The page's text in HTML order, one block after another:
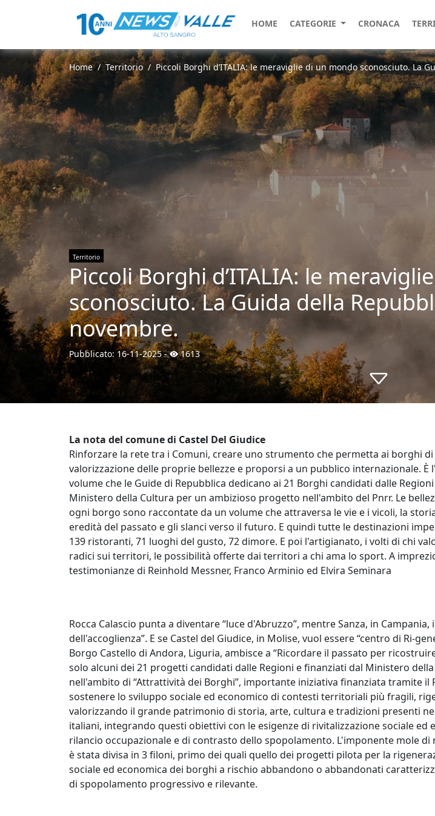
HOME CATEGORIE CRONACA
Home Territorio Piccoli Borghi d’ITALIA: le meraviglie di un mondo sconosciuto. La
Territorio
Piccoli Borghi d’ITALIA: le
sconosciuto. La Guida della
novembre.
Pubblicato:16-11-2025- 1613
La nota del comune di Castel Del Giudice
Rinforzare la rete tra i Comuni, creare uno strumento che permetta ai borghi
valorizzazione delle proprie bellezze e proporsi a un pubblico internazionale. È
volume che le Guide di Repubblica dedicano ai 21 Borghi candidati dalle
Ministero della Cultura per un ambizioso progetto nell'ambito del Pnrr. Le
ogni borgo sono raccontate da un volume che attraversa le vie e i vicoli, la
eredità del passato e gli slanci verso il futuro. E quindi tutte le destinazioni
139 ristoranti, 71 luoghi del gusto, 72 dimore. E poi l'artigianato, i volti di chi
radici sui territori, le possibilità offerte dai territori a chi ama lo sport. A
testimonianze di Reinhold Messner, Franco Arminio ed Elvira Seminara
Rocca Calascio punta a diventare “luce d'Abruzzo”, mentre Sanza, in Campania,
dell'accoglienza”. E se Castel del Giudice, in Molise, vuol essere “centro di Ri-
Borgo Castello di Andora, Liguria, ambisce a “Ricordare il passato per
solo alcuni dei 21 progetti candidati dalle Regioni e finanziati dal Ministero
nell'ambito di “Attrattività dei Borghi”, importante iniziativa finanziata tramite il
sostenere lo sviluppo sociale ed economico di contesti territoriali più fragili,
valorizzando il grande patrimonio di storia, arte, cultura e tradizioni presenti
italiani, integrando questi obiettivi con le esigenze di rivitalizzazione sociale ed
rilancio occupazionale e di contrasto dello spopolamento. L'imponente mole di
è stata divisa in 3 filoni, primo dei quali quello dei progetti pilota per la
sociale ed economica dei borghi a rischio abbandono o abbandonati
di spopolamento progressivo e rilevante.